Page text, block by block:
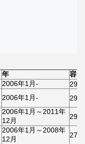
年
容量
2006年1月-
2999
2006年1月- 2999
2006年1月～2011年
12月
2998
2006年1月～2008年
12月
2792